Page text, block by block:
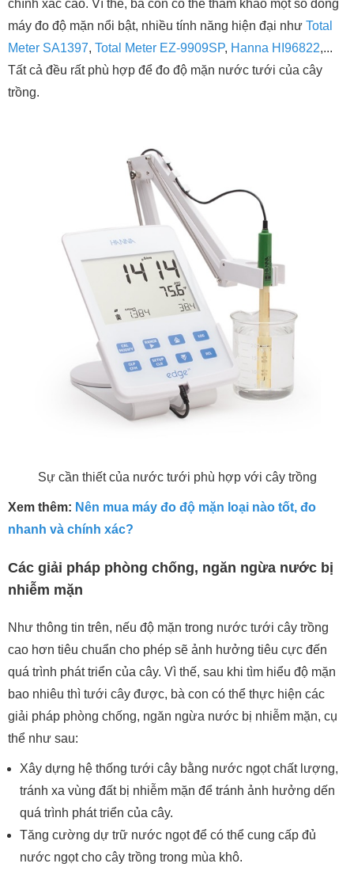
chính xác cao. Vì thế, bà con có thể tham khảo một số dòng
máy đo độ mặn nổi bật, nhiều tính năng hiện đại như Total
Meter SA1397, Total Meter EZ-9909SP, Hanna HI96822,...
Tất cả đều rất phù hợp để đo độ mặn nước tưới của cây
trồng.
Sự cần thiết của nước tưới phù hợp với cây trồng
Xem thêm: Nên mua máy đo độ mặn loại nào tốt, đo
nhanh và chính xác?
Các giải pháp phòng chống, ngăn ngừa nước bị
nhiễm mặn
Như thông tin trên, nếu độ mặn trong nước tưới cây trồng
cao hơn tiêu chuẩn cho phép sẽ ảnh hưởng tiêu cực đến
quá trình phát triển của cây. Vì thế, sau khi tìm hiểu độ mặn
bao nhiêu thì tưới cây được, bà con có thể thực hiện các
giải pháp phòng chống, ngăn ngừa nước bị nhiễm mặn, cụ
thể như sau:
Xây dựng hệ thống tưới cây bằng nước ngọt chất lượng,
tránh xa vùng đất bị nhiễm mặn để tránh ảnh hưởng dến
quá trình phát triển của cây.
Tăng cường dự trữ nước ngọt để có thể cung cấp đủ
nước ngọt cho cây trồng trong mùa khô.